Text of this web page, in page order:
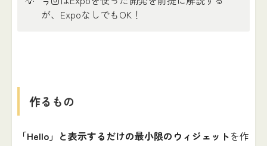
が、ExpoなしでもOK！
作るもの
「Hello」と表示するだけの最小限のウィジェットを作